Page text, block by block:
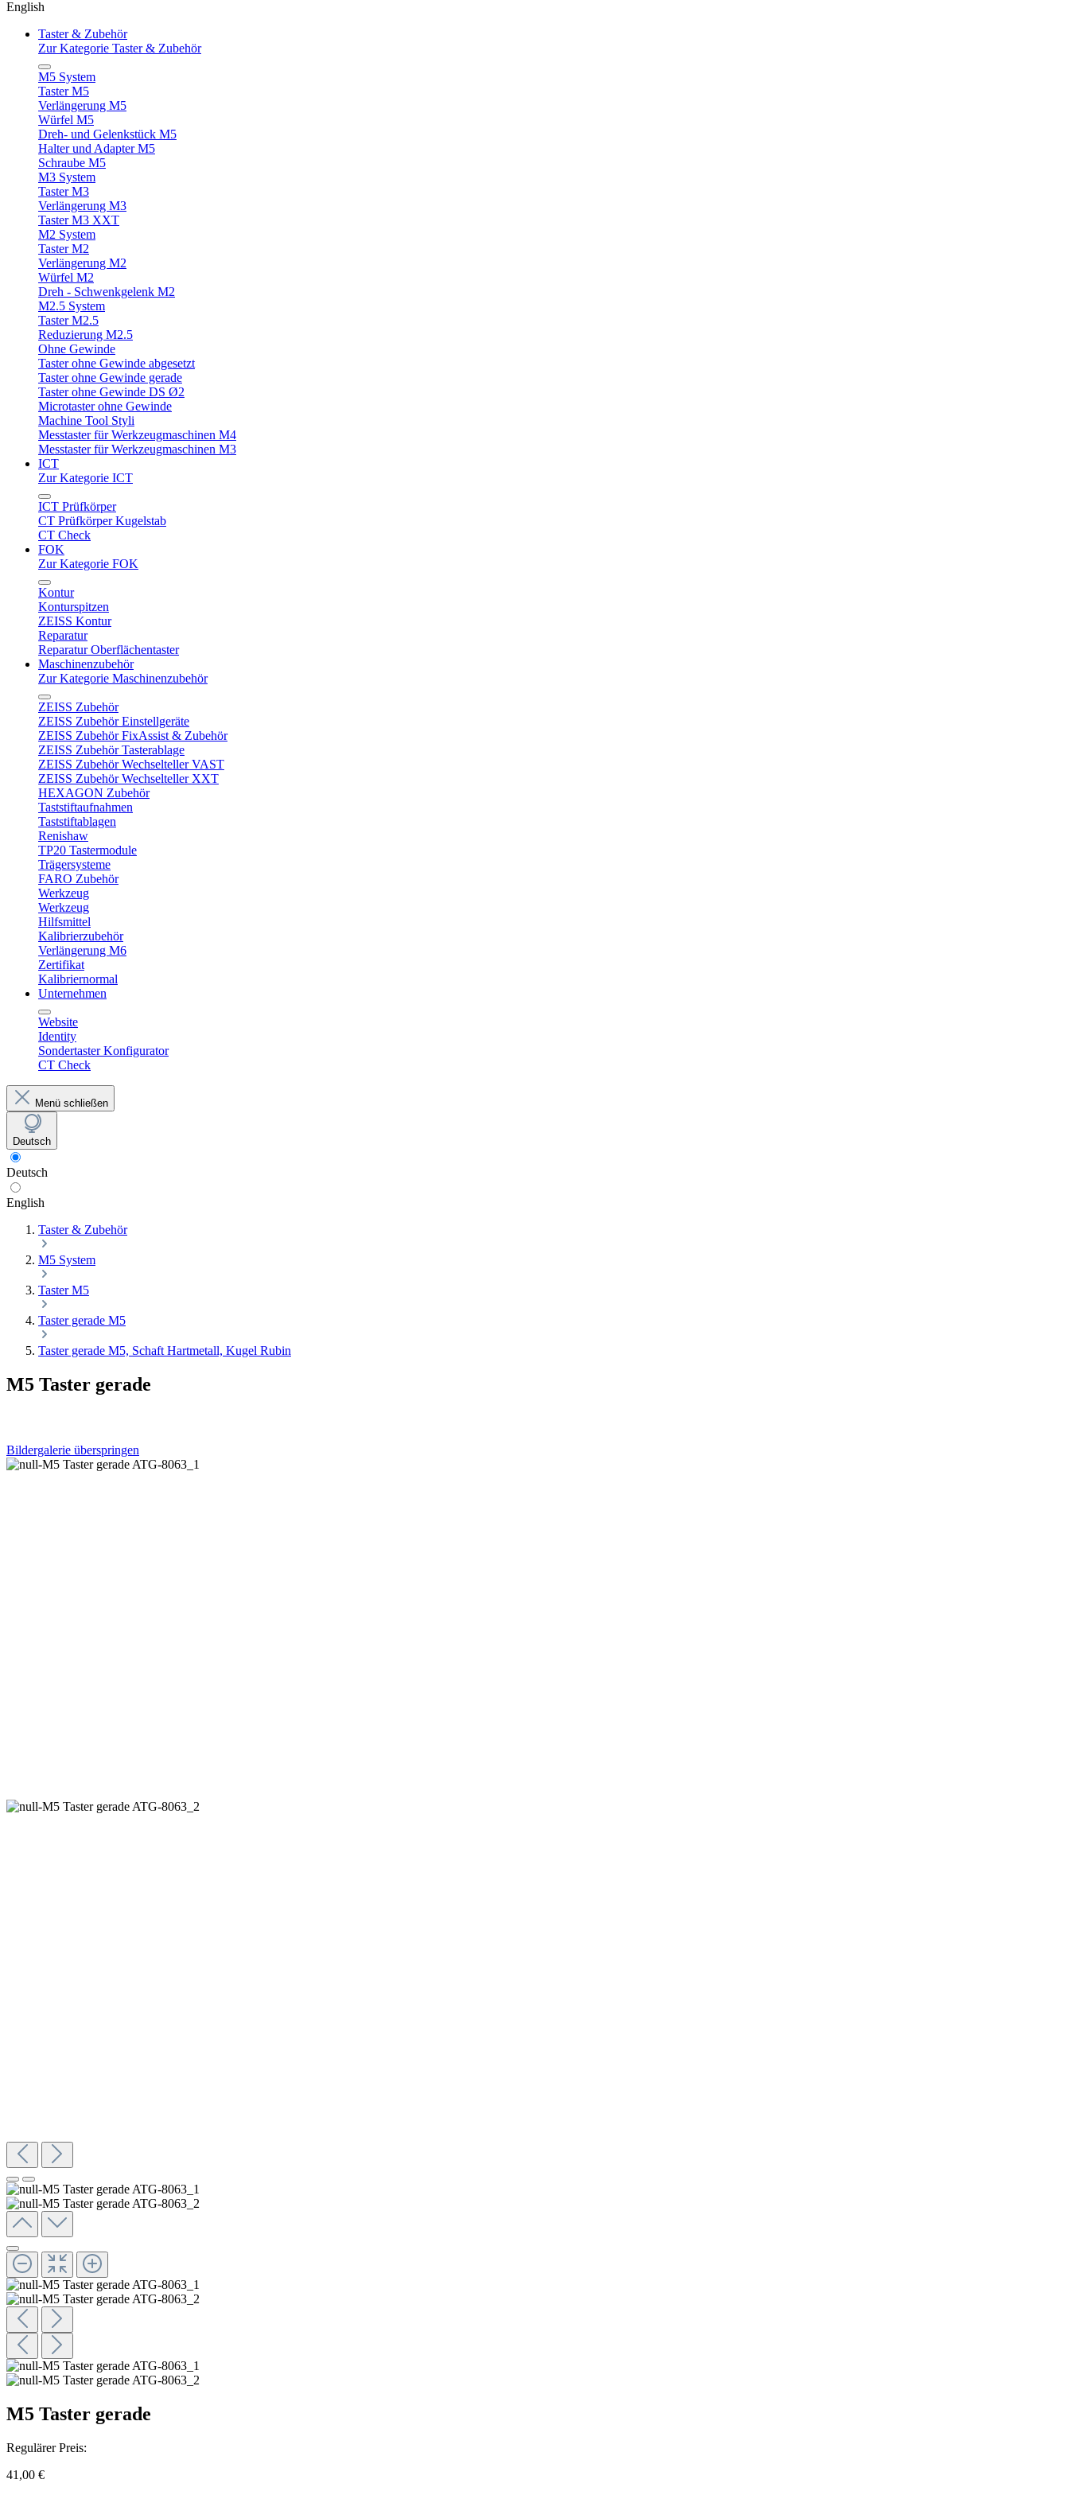
English
Taster & Zubehör
Zur Kategorie Taster & Zubehör
M5 System
Taster M5
Verlängerung M5
Würfel M5
Dreh- und Gelenkstück M5
Halter und Adapter M5
Schraube M5
M3 System
Taster M3
Verlängerung M3
Taster M3 XXT
M2 System
Taster M2
Verlängerung M2
Würfel M2
Dreh - Schwenkgelenk M2
M2.5 System
Taster M2.5
Reduzierung M2.5
Ohne Gewinde
Taster ohne Gewinde abgesetzt
Taster ohne Gewinde gerade
Taster ohne Gewinde DS Ø2
Microtaster ohne Gewinde
Machine Tool Styli
Messtaster für Werkzeugmaschinen M4
Messtaster für Werkzeugmaschinen M3
ICT
Zur Kategorie ICT
ICT Prüfkörper
CT Prüfkörper Kugelstab
CT Check
FOK
Zur Kategorie FOK
Kontur
Konturspitzen
ZEISS Kontur
Reparatur
Reparatur Oberflächentaster
Maschinenzubehör
Zur Kategorie Maschinenzubehör
ZEISS Zubehör
ZEISS Zubehör Einstellgeräte
ZEISS Zubehör FixAssist & Zubehör
ZEISS Zubehör Tasterablage
ZEISS Zubehör Wechselteller VAST
ZEISS Zubehör Wechselteller XXT
HEXAGON Zubehör
Taststiftaufnahmen
Taststiftablagen
Renishaw
TP20 Tastermodule
Trägersysteme
FARO Zubehör
Werkzeug
Werkzeug
Hilfsmittel
Kalibrierzubehör
Verlängerung M6
Zertifikat
Kalibriernormal
Unternehmen
Website
Identity
Sondertaster Konfigurator
CT Check
Menü schließen
Deutsch
Deutsch
English
Taster & Zubehör
M5 System
Taster M5
Taster gerade M5
Taster gerade M5, Schaft Hartmetall, Kugel Rubin
M5 Taster gerade
Bildergalerie überspringen
M5 Taster gerade
Regulärer Preis:
41,00 €